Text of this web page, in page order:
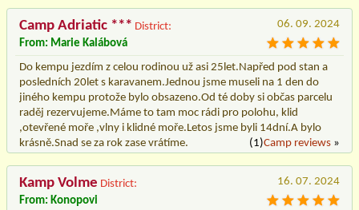
Camp Adriatic *** District:
06. 09. 2024
From: Marie Kalábová
Do kempu jezdím z celou rodinou už asi 25let.Napřed pod stan a
posledních 20let s karavanem.Jednou jsme museli na 1 den do
jiného kempu protože bylo obsazeno.Od té doby si občas parcelu
raděj rezervujeme.Máme to tam moc rádi pro polohu, klid
,otevřené moře ,vlny i klidné moře.Letos jsme byli 14dní.A bylo
krásně.Snad se za rok zase vrátíme.
(1)Camp reviews »
Kamp Volme District:
16. 07. 2024
From: Konopovi